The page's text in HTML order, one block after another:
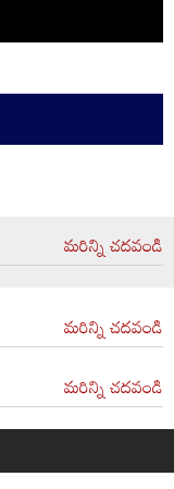
మరిన్ని చదవండి
మరిన్ని చదవండి
మరిన్ని చదవండి